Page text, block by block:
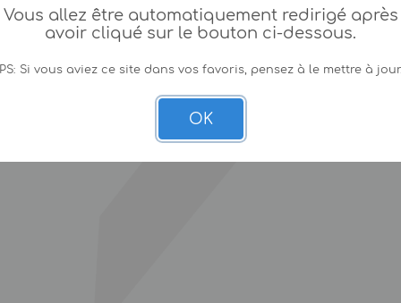
Vous allez être automatiquement redirigé après
avoir cliqué sur le bouton ci-dessous.
PS: Si vous aviez ce site dans vos favoris, pensez à le mettre à
OK